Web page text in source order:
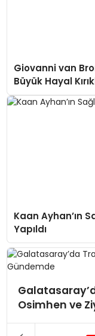
Giovanni van
Büyük Hayal
Kaan Ayhan’ın
Yapıldı
Osimhen ve